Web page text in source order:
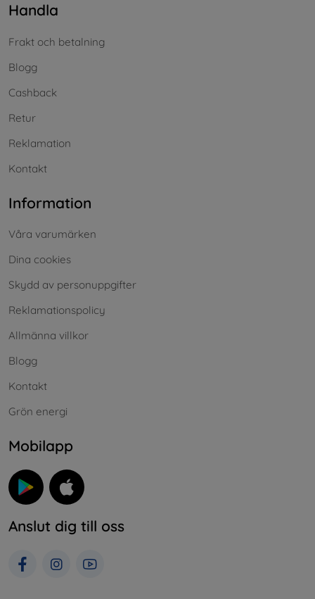
Handla
Frakt och betalning
Blogg
Cashback
Retur
Reklamation
Kontakt
Information
Våra varumärken
Dina cookies
Skydd av personuppgifter
Reklamationspolicy
Allmänna villkor
Blogg
Kontakt
Grön energi
Mobilapp
Anslut dig till oss